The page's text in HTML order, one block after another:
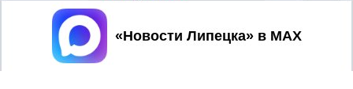
НОВОСТИ
ЛИПЕЦКА
Учредитель (соучредители): Общество с ограниченной
ответственностью «РЕГИОНАЛЬНЫЕ НОВОСТИ» (ОГРН
Принять